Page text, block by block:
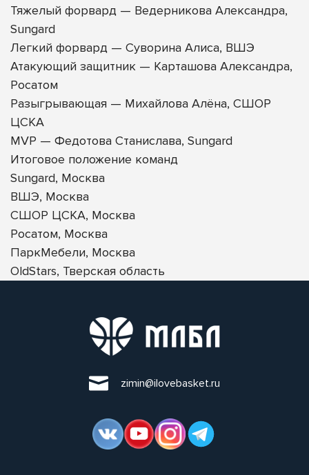
Тяжелый форвард — Ведерникова Александра,
Sungard
Легкий форвард — Суворина Алиса, ВШЭ
Атакующий защитник — Карташова Александра,
Росатом
Разыгрывающая — Михайлова Алёна, СШОР
ЦСКА
MVP — Федотова Станислава, Sungard
Итоговое положение команд
Sungard, Москва
ВШЭ, Москва
СШОР ЦСКА, Москва
Росатом, Москва
ПаркМебели, Москва
OldStars, Тверская область
zimin@ilovebasket.ru